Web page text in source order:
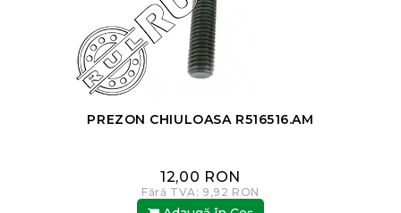
PREZON CHIULOASA R516516.AM
12,00 RON
Fără TVA: 9,92 RON